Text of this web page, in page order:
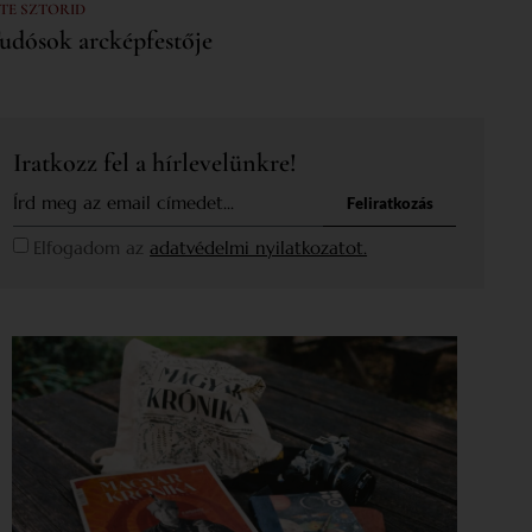
SZTORID
arcképfestője
Iratkozz fel a hírlevelünkre!
Elfogadom az adatvédelmi nyilatkozatot.
Feliratkozás